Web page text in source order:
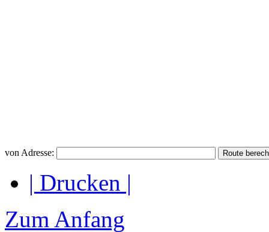
von Adresse:
| Drucken |
Zum Anfang